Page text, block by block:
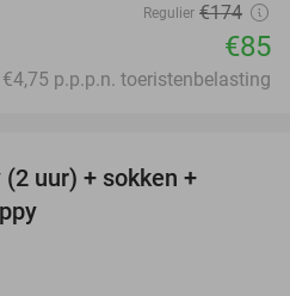
Regulier €174
€85
€4,75 p.p.p.n. toeristenbelasting
uur) + sokken +